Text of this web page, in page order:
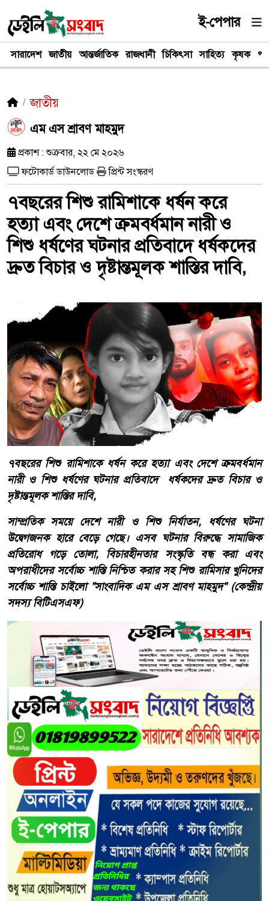
ই-পেপার
সারাদেশ জাতীয় আন্তর্জাতিক রাজধানী চিকিৎসা সাহিত্য কৃষক
জাতীয়
এম এস শ্রাবণ মাহমুদ
প্রকাশ : শুক্রবার, ২২ মে ২০২৬
ফটোকার্ড ডাউনলোড
প্রিন্ট সংস্করণ
৭বছরের শিশু রামিশাকে ধর্ষন করে
হত্যা এবং দেশে ক্রমবর্ধমান নারী ও
শিশু ধর্ষণের ঘটনার প্রতিবাদে ধর্ষকদের
দ্রুত বিচার ও দৃষ্টান্তমূলক শাস্তির দাবি,
৭বছরের শিশু রামিশাকে ধর্ষন করে হত্যা এবং দেশে ক্রমবর্ধমান
নারী ও শিশু ধর্ষণের ঘটনার প্রতিবাদে ধর্ষকদের দ্রুত বিচার ও
দৃষ্টান্তমূলক শাস্তির দাবি,
সাম্প্রতিক সময়ে দেশে নারী ও শিশু নির্যাতন, ধর্ষণের ঘটনা
উদ্বেগজনক হারে বেড়ে গেছে। এসব ঘটনার বিরুদ্ধে সামাজিক
প্রতিরোধ গড়ে তোলা, বিচারহীনতার সংস্কৃতি বন্ধ করা এবং
অপরাধীদের সর্বোচ্চ শাস্তি নিশ্চিত করার সহ শিশু রামিসার খুনিদের
সর্বোচ্চ শাস্তি চাইলো "সাংবাদিক এম এস শ্রাবণ মাহমুদ" (কেন্দ্রীয়
সদস্য বিটিএসএফ)